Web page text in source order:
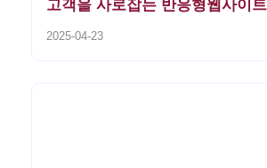
고객을 사로잡는 반응형웹사이
2025-04-23